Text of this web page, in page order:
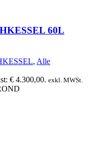
60L
, Alle
€ 4.300,00. exkl. MWSt.